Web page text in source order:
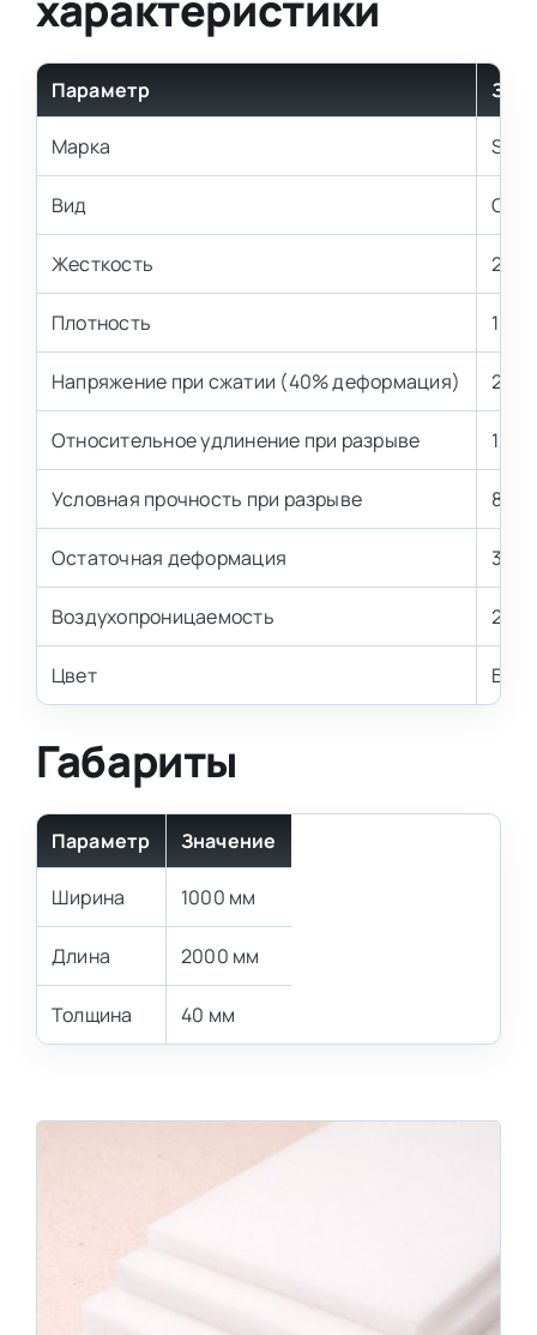
Параметр
Марка
Вид
Жесткость 2,5
Плотность 18
Напряжение при сжатии (40% деформация)
Относительное удлинение при разрыве 120
Условная прочность при разрыве 80
Остаточная деформация 3,0-
Воздухопроницаемость 2,7-
Цвет
Габариты
Параметр Значение
Ширина 1000 мм
Длина 2000 мм
Толщина 40 мм